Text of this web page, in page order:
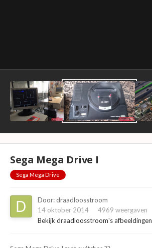
Sega Mega Drive I
Sega Mega Drive
Door:draadloosstroom
14 oktober 2014
4969 weergaven
Bekijk draadloosstroom's afbeeldingen